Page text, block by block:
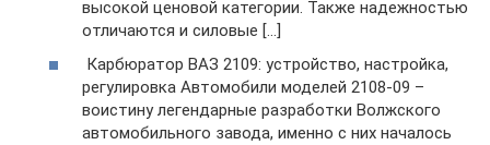
высокой ценовой категории. Также надежностью
отличаются и силовые […]
Карбюратор ВАЗ 2109: устройство, настройка,
регулировка Автомобили моделей 2108-09 –
воистину легендарные разработки Волжского
автомобильного завода, именно с них началось